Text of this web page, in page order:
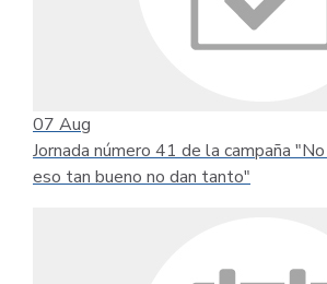
07 Aug
Jornada número 41 de la campaña
eso tan bueno no dan tanto"